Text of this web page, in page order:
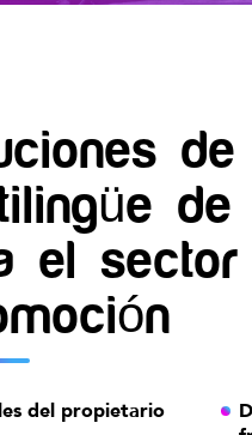
el
del propietario